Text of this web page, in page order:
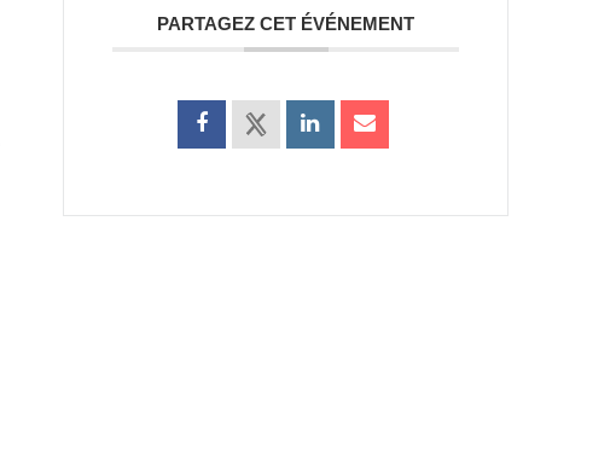
PARTAGEZ CET ÉVÉNEMENT